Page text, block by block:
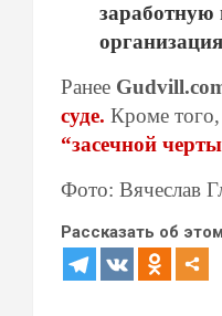
заработную
Ранее
суде. Кроме того,
“засечной
Фото: Вячеслав
Рассказать об